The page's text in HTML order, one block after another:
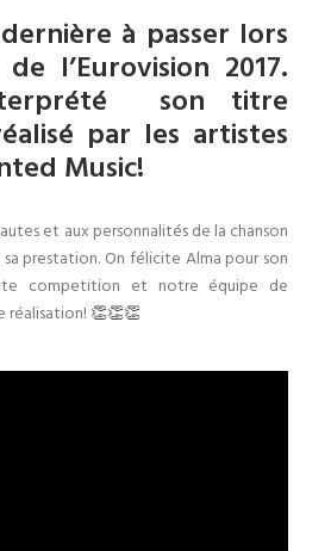
à passer lors
l’Eurovision 2017.
son titre
par les artistes
Music!
et aux personnalités de la chanson
prestation. On félicite Alma pour son
competition et notre équipe de
réalisation! 👏👏👏